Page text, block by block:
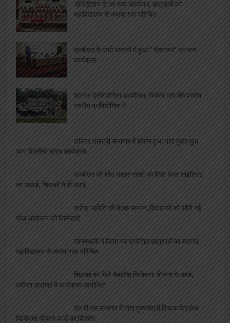
ओरिएंटेशन डे का भब्य आयोजन, छात्राओं को
महाविद्यालय से कराया गया परिचित
एलबीएस के सभी संकायों में हुआ ” दीक्षारम्भ” का भव्य
कार्यक्रम
शतरंज प्रतियोगिता आयोजित, विजेता भाग लेंगे प्रदेश
स्तरीय प्रतियोगिता में
ललिता शास्त्री सभागार में संपन्न हुआ नशा मुक्त युवा
फार विकसित भारत कार्यक्रम
एलबीएस की शोध छात्रा साक्षी को मिला बेस्ट साइंटिस्ट
का अवार्ड, शिक्षकों ने दी बधाई
क्रीड़ा समिति की बैठक सम्पन्न, विद्यालयों को सौंपी गई
खेल आयोजन की जिम्मेदारी
ज्ञानस्थली ने किया नव प्रवेशित छात्राओं का स्वागत,
महाविद्यालय से कराया गया परिचित
शिक्षकों को मिले कैशलेश चिकित्सा योजना के कार्ड,
ललिता सभागार में कार्यक्रम आयोजित
एल बी एस सभागार में होगा मुख्यमंत्री शिक्षक कैशलेस
चिकित्सा योजना कार्ड का वितरण